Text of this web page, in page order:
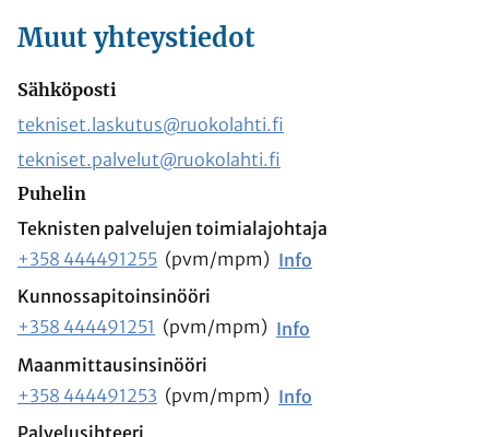
Muut yhteystiedot
Sähköposti
tekniset.laskutus@ruokolahti.fi
tekniset.palvelut@ruokolahti.fi
Puhelin
Teknisten palvelujen toimialajohtaja
+358 444491255 (pvm/mpm) Info
Kunnossapitoinsinööri
+358 444491251 (pvm/mpm) Info
Maanmittausinsinööri
+358 444491253 (pvm/mpm) Info